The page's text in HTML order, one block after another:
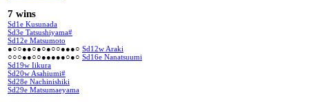
7 wins
Sd1e Kusunada
Sd3e Tatsushiyama#
Sd12e Matsumoto
●○○●●○●○●○○●●●○ Sd12w Araki
○○○●●○○●●●●●○●○ Sd16e Nanatsuumi
Sd19w Iikura
Sd20w Asahiumi#
Sd28e Nachinishiki
Sd29e Matsumaeyama